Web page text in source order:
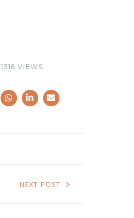
1316 VIEWS
NEXT POST